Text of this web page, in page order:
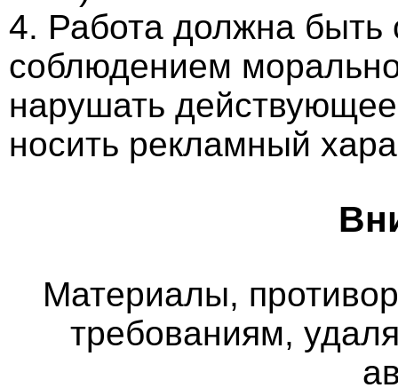
4. Работа должна
соблюдением
нарушать
носить рекламный
Материалы,
требованиям,